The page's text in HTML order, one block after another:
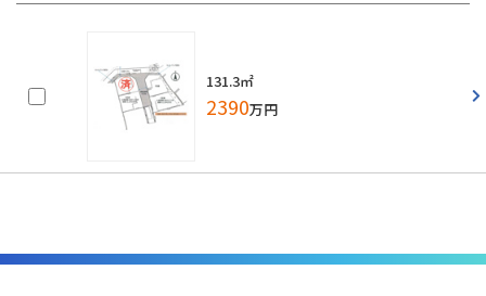
131.3㎡
2390万円